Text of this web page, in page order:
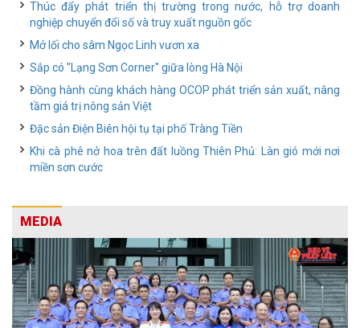
Thúc đẩy phát triển thị trường trong nước, hỗ trợ doanh
nghiệp chuyển đổi số và truy xuất nguồn gốc
Mở lối cho sâm Ngọc Linh vươn xa
Sắp có "Lạng Sơn Corner" giữa lòng Hà Nội
Đồng hành cùng khách hàng OCOP phát triển sản xuất, nâng
tầm giá trị nông sản Việt
Đặc sản Điện Biên hội tụ tại phố Tràng Tiền
Khi cà phê nở hoa trên đất luồng Thiên Phủ: Làn gió mới nơi
miền sơn cước
MEDIA